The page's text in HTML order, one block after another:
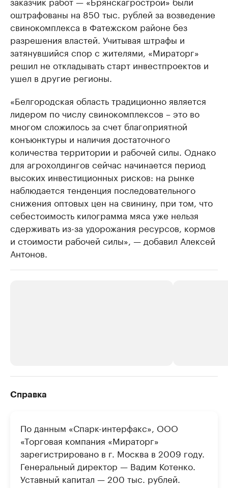
оштрафованы на 850 тыс. рублей за возведение
свинокомплекса в Фатежском районе без
разрешения властей. Учитывая штрафы и
затянувшийся спор с жителями, «Мираторг»
решил не откладывать старт инвестпроектов и
ушел в другие регионы.
«Белгородская область традиционно является
лидером по числу свинокомплексов – это во
многом сложилось за счет благоприятной
конъюнктуры и наличия достаточного
количества территории и рабочей силы. Однако
для агрохолдингов сейчас начинается период
высоких инвестиционных рисков: на рынке
наблюдается тенденция последовательного
снижения оптовых цен на свинину, при том, что
себестоимость килограмма мяса уже нельзя
сдерживать из-за удорожания ресурсов, кормов
и стоимости рабочей силы», — добавил Алексей
Антонов.
бренды спикеров бизнеса
Ознакомьтесь с
Справка
По данным «Спарк-интерфакс», ООО
«Торговая компания «Мираторг»
зарегистрировано в г. Москва в 2009 году.
Генеральный директор — Вадим Котенко.
Уставный капитал — 200 тыс. рублей.